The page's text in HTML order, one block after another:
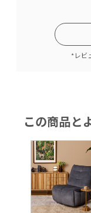
*レビ
この商品と